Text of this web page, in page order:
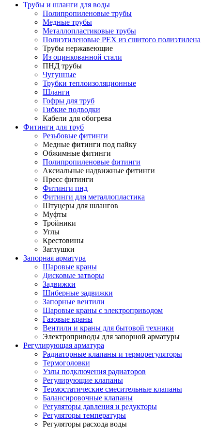
Трубы и шланги для воды
Полипропиленовые трубы
Медные трубы
Металлопластиковые трубы
Полиэтиленовые PEX из сшитого полиэтилена
Трубы нержавеющие
Из оцинкованной стали
ПНД трубы
Чугунные
Трубки теплоизоляционные
Шланги
Гофры для труб
Гибкие подводки
Кабели для обогрева
Фитинги для труб
Резьбовые фитинги
Медные фитинги под пайку
Обжимные фитинги
Полипропиленовые фитинги
Аксиальные надвижные фитинги
Пресс фитинги
Фитинги пнд
Фитинги для металлопластика
Штуцеры для шлангов
Муфты
Тройники
Углы
Крестовины
Заглушки
Запорная арматура
Шаровые краны
Дисковые затворы
Задвижки
Шиберные задвижки
Запорные вентили
Шаровые краны с электроприводом
Газовые краны
Вентили и краны для бытовой техники
Электроприводы для запорной арматуры
Регулирующая арматура
Радиаторные клапаны и терморегуляторы
Термоголовки
Узлы подключения радиаторов
Регулирующие клапаны
Термостатические смесительные клапаны
Балансировочные клапаны
Регуляторы давления и редукторы
Регуляторы температуры
Регуляторы расхода воды